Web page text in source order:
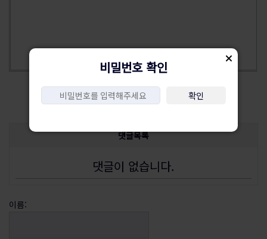
목록 삭제
댓글목록
댓글이 없습니다.
이름:
비밀번호 확인
확인